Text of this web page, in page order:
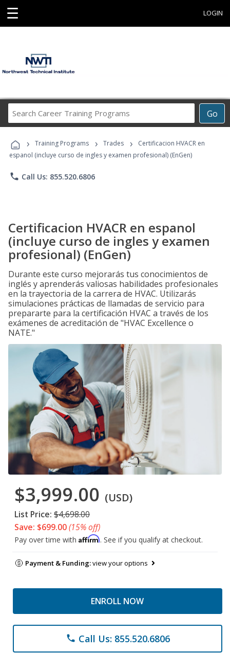
☰ LOGIN
Go
Career
Programs
› Training Programs › Trades ›
Certificacion HVACR en
espanol (incluye curso de ingles y examen profesional) (EnGen)
phone Call Us: 855.520.6806
Certificacion HVACR en espanol
(incluye curso de ingles y examen
profesional) (EnGen)
Durante este curso mejorarás tus conocimientos de
inglés y aprenderás valiosas habilidades profesionales
en la trayectoria de la carrera de HVAC. Utilizarás
simulaciones prácticas de llamadas de servicio para
prepararte para la certificación HVAC a través de los
exámenes de acreditación de "HVAC Excellence o
NATE."
$3,999.00 (USD)
List Price: $4,698.00
Save: $699.00(15% off)
Pay over time with Affirm. See if you qualify at checkout.
Payment & Funding:view your options
ENROLL NOW
phone Call Us: 855.520.6806